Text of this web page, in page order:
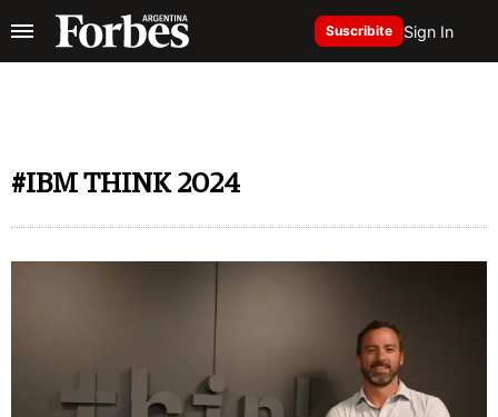
Suscribite Sign In
#IBM THINK 2024